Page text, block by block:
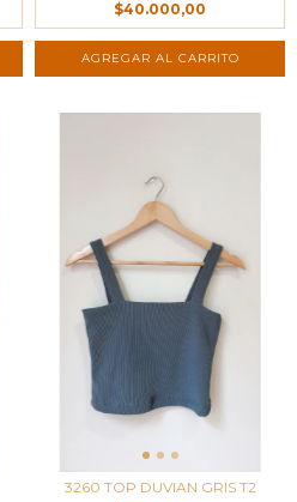
$40.000,00
3260 TOP DUVIAN GRIS T2